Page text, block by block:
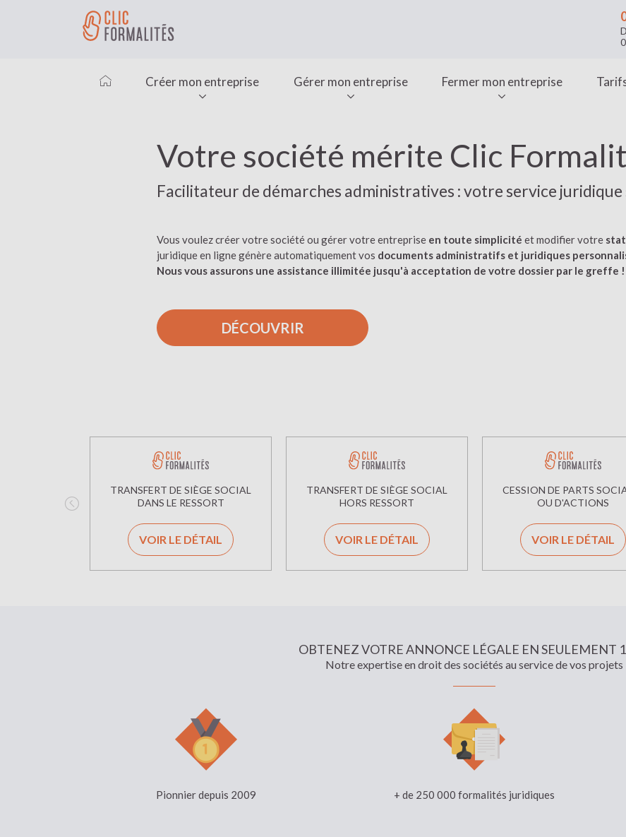
Créer mon entreprise Gérer mon entreprise Fermer mon entreprise
Votre société mérite Clic
Facilitateur de démarches administratives : votre service juridique
Vous voulez créer votre société ou gérer votre entreprise en toute simplicité et modifier votre
juridique en ligne génère automatiquement vos documents administratifs et juridiques
Nous vous assurons une assistance illimitée jusqu'à acceptation de votre dossier par le greffe !
DÉCOUVRIR
TRANSFERT DE SIÈGE SOCIAL
DANS LE RESSORT
VOIR LE DÉTAIL
TRANSFERT DE SIÈGE SOCIAL
HORS RESSORT
VOIR LE DÉTAIL
CESSION DE PARTS
OU D'ACTIONS
VOIR LE DÉTAIL
OBTENEZ VOTRE ANNONCE LÉGALE EN SEULEMENT
Notre expertise en droit des sociétés au service de vos projets
Pionnier depuis 2009 + de 250 000 formalités juridiques